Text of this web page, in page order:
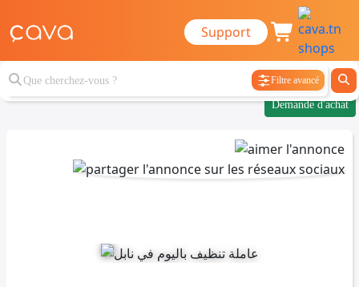
Support
Filtre avancé
Demande d'achat